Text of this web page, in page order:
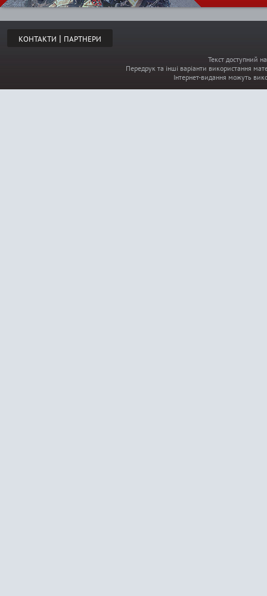
КОНТАКТИ | ПАРТНЕРИ
Текст доступний
Передрук та інші варіанти використання
Інтернет-видання можуть